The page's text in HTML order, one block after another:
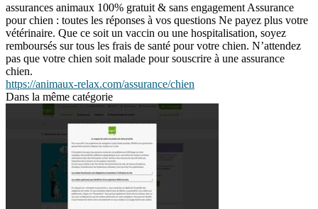
assurances animaux 100% gratuit & sans engagement Assurance
pour chien : toutes les réponses à vos questions Ne payez plus votre
vétérinaire. Que ce soit un vaccin ou une hospitalisation, soyez
remboursés sur tous les frais de santé pour votre chien. N’attendez
pas que votre chien soit malade pour souscrire à une assurance
chien.
https://animaux-relax.com/assurance/chien
Dans la même catégorie